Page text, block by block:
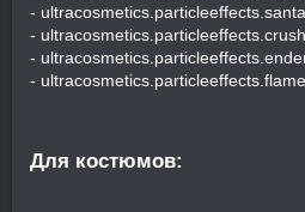
-
-
-
-
Для костюмов:​